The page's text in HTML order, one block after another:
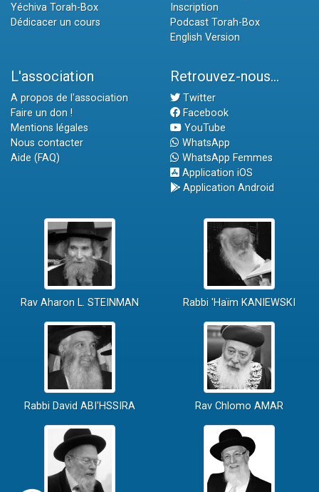
Yéchiva Torah-Box
Dédicacer un cours
Inscription
Podcast Torah-Box
English Version
L'association
A propos de l'association
Faire un don !
Mentions légales
Nous contacter
Aide (FAQ)
Retrouvez-nous...
Twitter
Facebook
YouTube
WhatsApp
WhatsApp Femmes
Application iOS
Application Android
Rav Aharon L. STEINMAN Rabbi 'Haïm KANIEWSKI
Rabbi David ABI'HSSIRA Rav Chlomo AMAR